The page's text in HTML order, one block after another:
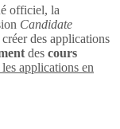
officiel, la
Candidate
des applications
des cours
applications en